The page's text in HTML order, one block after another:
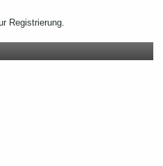
Registrierung.